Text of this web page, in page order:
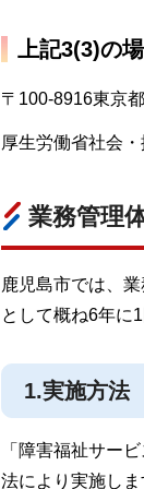
上記3(3)の
〒100-8916東京
厚生労働省社会
業務管理
鹿児島市では、
として概ね6年に
1.実施方法
「障害福祉サー
法により実施しま